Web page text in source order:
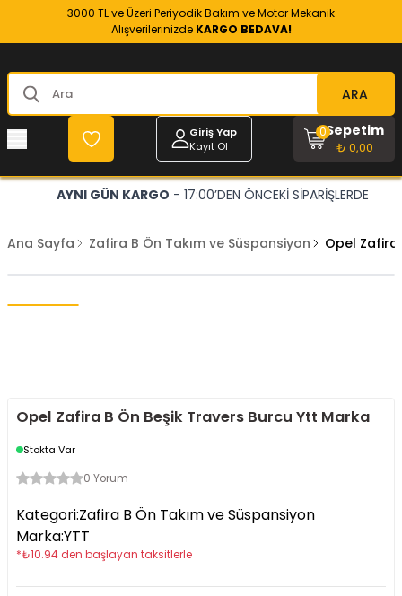
3000 TL ve Üzeri Periyodik Bakım ve Motor Mekanik
Alışverilerinizde KARGO BEDAVA!
ARA
Giriş Yap
Kayıt Ol
Sepetim
₺ 0,00
0
AYNI GÜN KARGO - 17:00’DEN ÖNCEKİ SİPARİŞLERDE
Ana Sayfa Zafira B Ön Takım ve Süspansiyon Opel Zafira
Opel Zafira B Ön Beşik Travers Burcu Ytt Marka
Stokta Var
0 Yorum
Kategori:Zafira B Ön Takım ve Süspansiyon
Marka:YTT
*₺10.94 den başlayan taksitlerle